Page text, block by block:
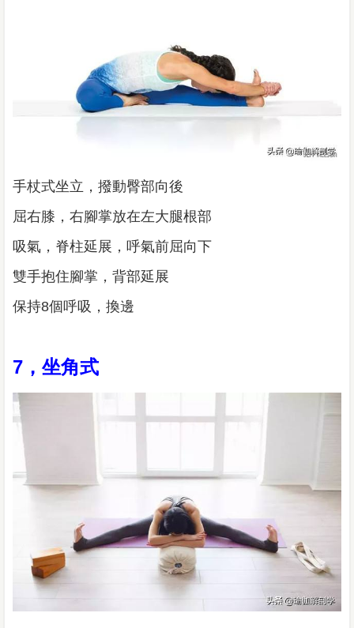
手杖式坐立，撥動臀部向後
屈右膝，右腳掌放在左大腿根部
吸氣，脊柱延展，呼氣前屈向下
雙手抱住腳掌，背部延展
保持8個呼吸，換邊
7，坐角式